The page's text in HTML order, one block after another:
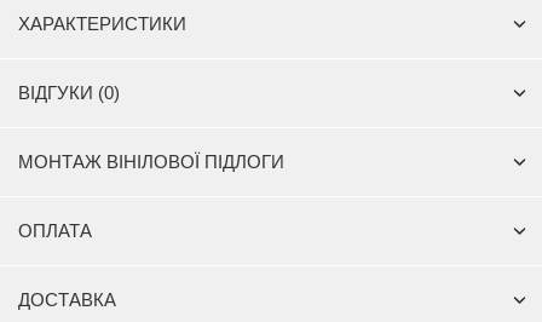
ХАРАКТЕРИСТИКИ
ВІДГУКИ (0)
МОНТАЖ ВІНІЛОВОЇ ПІДЛОГИ
ОПЛАТА
ДОСТАВКА